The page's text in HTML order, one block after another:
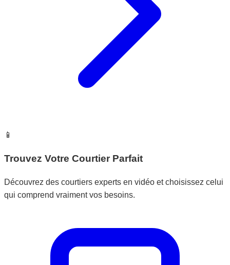
📱
Trouvez Votre Courtier Parfait
Découvrez des courtiers experts en vidéo et choisissez celui
qui comprend vraiment vos besoins.